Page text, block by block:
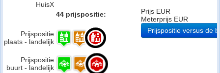
HuisX
44 prijspositie:
Prijspositie
plaats - landelijk
Prijspositie
buurt - landelijk
Prijs EUR
Meterprijs EUR
Prijspositie versus de